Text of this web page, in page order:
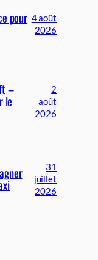
pour 4 août
2026
–
le
2
août
2026
31
juillet
2026